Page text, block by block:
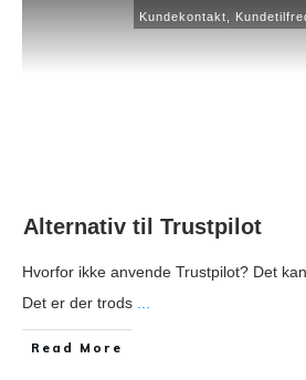
Kundekontakt
Alternativ til Trustpilot
Hvorfor ikke anvende Trustpilot? Det
Det er der trods
​Read More